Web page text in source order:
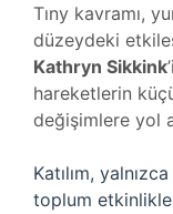
Tıny kavramı,
düzeydeki
Kathryn Sikkink
hareketlerin
değişimlere yol
Katılım,
toplum